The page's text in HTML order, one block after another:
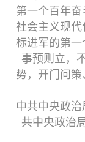
第一个百年
社会主义现
标进军的第
事预则立，
势，开门问
中共中央政
共中央政治